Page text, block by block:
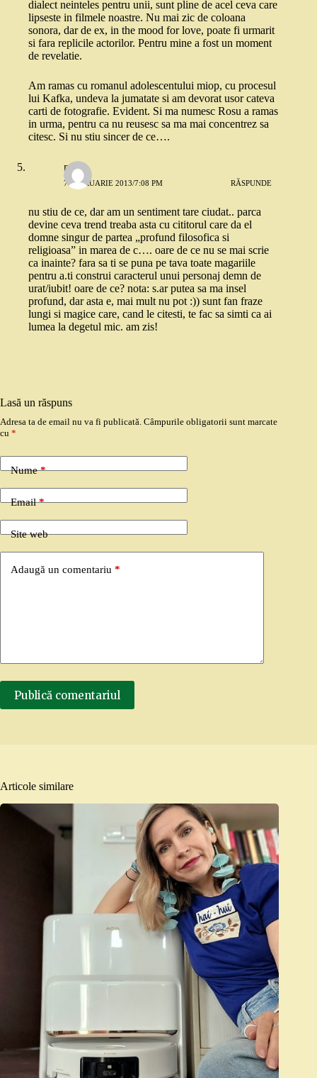
dialect neinteles pentru unii, sunt pline de acel ceva care
lipseste in filmele noastre. Nu mai zic de coloana
sonora, dar de ex, in the mood for love, poate fi urmarit
si fara replicile actorilor. Pentru mine a fost un moment
de revelatie.
Am ramas cu romanul adolescentului miop, cu procesul
lui Kafka, undeva la jumatate si am devorat usor cateva
carti de fotografie. Evident. Si ma numesc Rosu a ramas
in urma, pentru ca nu reusesc sa ma mai concentrez sa
citesc. Si nu stiu sincer de ce….
n.
7 FEBRUARIE 2013/7:08 PM RĂSPUNDE
nu stiu de ce, dar am un sentiment tare ciudat.. parca
devine ceva trend treaba asta cu cititorul care da el
domne singur de partea „profund filosofica si
religioasa” in marea de c…. oare de ce nu se mai scrie
ca inainte? fara sa ti se puna pe tava toate magariile
pentru a.ti construi caracterul unui personaj demn de
urat/iubit! oare de ce? nota: s.ar putea sa ma insel
profund, dar asta e, mai mult nu pot :)) sunt fan fraze
lungi si magice care, cand le citesti, te fac sa simti ca ai
lumea la degetul mic. am zis!
Lasă un răspuns
Adresa ta de email nu va fi publicată. Câmpurile obligatorii sunt marcate
cu *
Nume*
Email*
Site web
Adaugă un comentariu *
Publică comentariul
Articole similare